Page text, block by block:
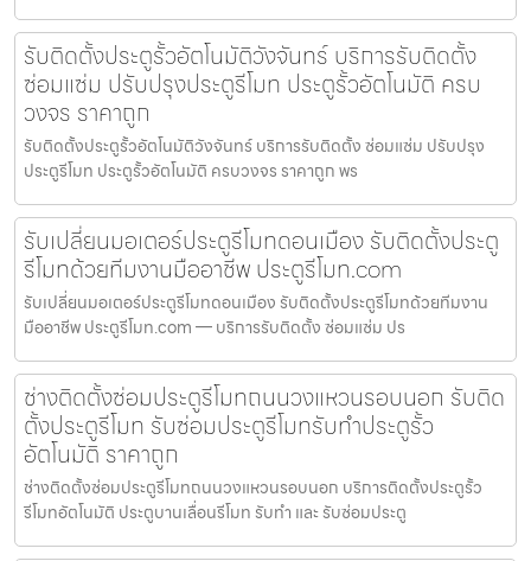
รับติดตั้งประตูรั้วอัตโนมัติวังจันทร์ บริการรับติดตั้ง
ซ่อมแซ่ม ปรับปรุงประตูรีโมท ประตูรั้วอัตโนมัติ ครบ
วงจร ราคาถูก
รับติดตั้งประตูรั้วอัตโนมัติวังจันทร์ บริการรับติดตั้ง ซ่อมแซ่ม ปรับปรุง
ประตูรีโมท ประตูรั้วอัตโนมัติ ครบวงจร ราคาถูก พร
รับเปลี่ยนมอเตอร์ประตูรีโมทดอนเมือง รับติดตั้งประตู
รีโมทด้วยทีมงานมืออาชีพ ประตูรีโมท.com
รับเปลี่ยนมอเตอร์ประตูรีโมทดอนเมือง รับติดตั้งประตูรีโมทด้วยทีมงาน
มืออาชีพ ประตูรีโมท.com — บริการรับติดตั้ง ซ่อมแซ่ม ปร
ช่างติดตั้งซ่อมประตูรีโมทถนนวงแหวนรอบนอก รับติด
ตั้งประตูรีโมท รับซ่อมประตูรีโมทรับทำประตูรั้ว
อัตโนมัติ ราคาถูก
ช่างติดตั้งซ่อมประตูรีโมทถนนวงแหวนรอบนอก บริการติดตั้งประตูรั้ว
รีโมทอัตโนมัติ ประตูบานเลื่อนรีโมท รับทำ และ รับซ่อมประตู